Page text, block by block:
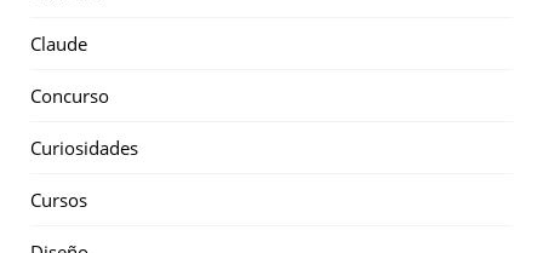
Claude
Concurso
Curiosidades
Cursos